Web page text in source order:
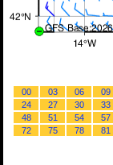
00 03 06 09
24
27 30 33
48
51 54 57
72
75 78 81